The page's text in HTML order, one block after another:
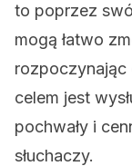
to poprzez
mogą łatwo
rozpoczynając
celem jest
pochwały i
słuchaczy.